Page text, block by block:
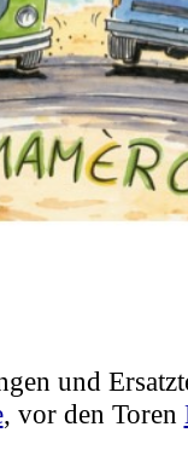
und
, vor den Toren